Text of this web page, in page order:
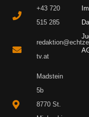
+43 720
515 285
tv.at
Madstein
5b
8770 St.